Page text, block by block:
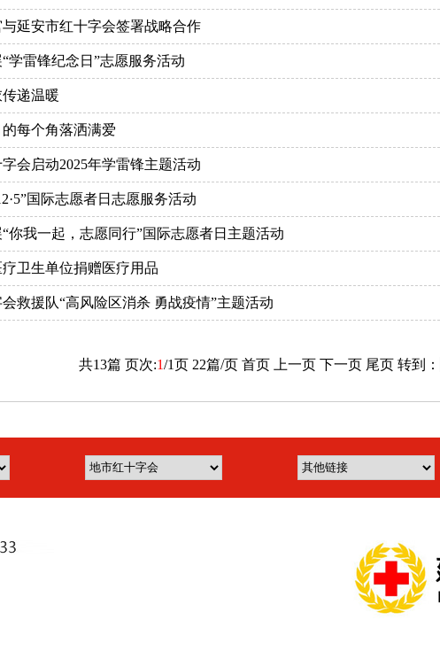
延安市红十字会签署战略合作
学雷锋纪念日”志愿服务活动
递温暖
每个角落洒满爱
会启动2025年学雷锋主题活动
国际志愿者日志愿服务活动
你我一起，志愿同行”国际志愿者日主题活动
卫生单位捐赠医疗用品
救援队“高风险区消杀 勇战疫情”主题活动
共13篇 页次:1/1页 22篇/页 首页 上一页 下一页 尾页 转到：